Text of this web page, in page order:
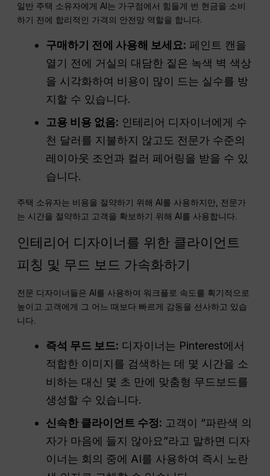
일반 주택 소유자에게 AI는 가구점에서 힘들게 번 현금을 소비
하기 전에 합리적인 가격의 안전망 역할을 합니다.
구매하기 전에 사용해 보세요: 페인트 캔을
열기 전에 거실의 대담한 짙은 녹색 벽 색상
을 시각화하여 비용이 많이 드는 실수를 방
지할 수 있습니다.
고용 비용 없음: 인테리어 디자이너에게 수
천 달러를 지불하지 않고도 전문가 수준의
레이아웃 조언과 컬러 페어링을 받을 수 있
습니다.
주택 소유자는 비용을 절약하기 위해 AI를 사용하지만, 전문가
는 시간을 절약하고 고객을 확보하기 위해 AI를 사용합니다.
인테리어 디자이너를 위한 클라이언트
피칭 및 무드 보드 가속화하기
전문 디자이너들은 AI를 사용하여 워크플로 속도를 획기적으로
높이고 고객에게 그 어느 때보다 빠르게 감동을 선사하고 있습
니다.
즉석 무드 보드: 디자이너는 Pinterest에서
적합한 이미지를 검색하는 데 몇 시간을 소
비하는 대신 몇 초 만에 맞춤형 무드보드를
생성할 수 있습니다.
신속한 클라이언트 수정: 고객이 “파란색 의
자가 마음에 들지 않아요”라고 말하면 디자
이너는 회의 중에 AI를 사용하여 즉시 노란